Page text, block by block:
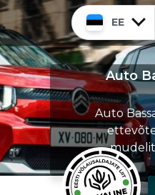
EE
Auto
Auto